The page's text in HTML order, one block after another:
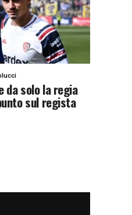
da solo la regia
sul regista